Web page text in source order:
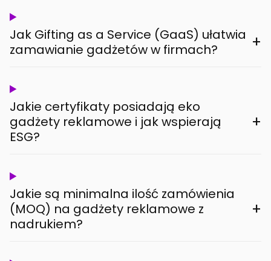
Jak Gifting as a Service (GaaS) ułatwia
zamawianie gadżetów w firmach?
+
Jakie certyfikaty posiadają eko
gadżety reklamowe i jak wspierają
ESG?
+
Jakie są minimalna ilość zamówienia
(MOQ) na gadżety reklamowe z
nadrukiem?
+